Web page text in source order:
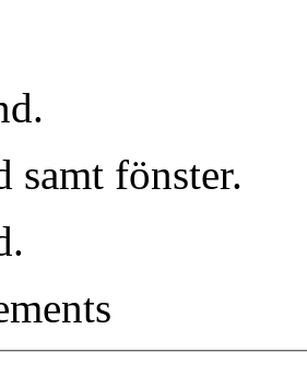
samt fönster.